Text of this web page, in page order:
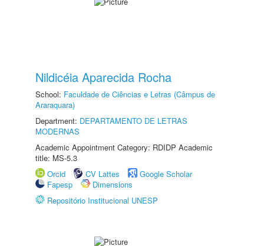
Nildicéia Aparecida Rocha
School: Faculdade de Ciências e Letras (Câmpus de
Araraquara)
Department: DEPARTAMENTO DE LETRAS
MODERNAS
Academic Appointment Category: RDIDP Academic
title: MS-5.3
Orcid
CV Lattes
Google Scholar
Fapesp
Dimensions
Repositório Institucional UNESP